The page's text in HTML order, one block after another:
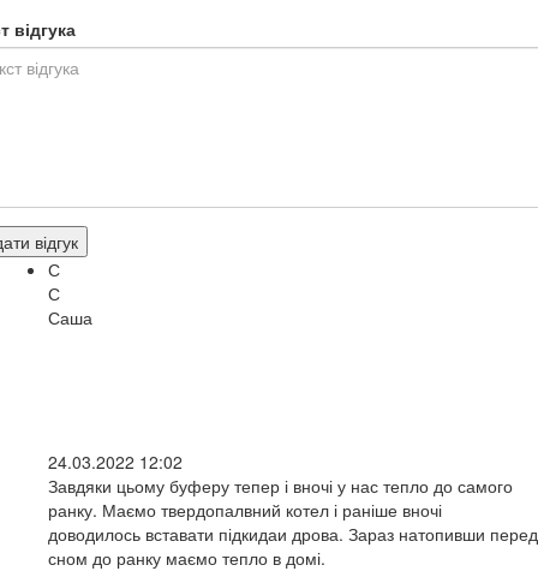
відгука
відгук
С
С
Саша
24.03.2022 12:02
Завдяки цьому буферу тепер і вночі у нас тепло до самого
ранку. Маємо твердопалвний котел і раніше вночі
доводилось вставати підкидаи дрова. Зараз натопивши перед
сном до ранку маємо тепло в домі.